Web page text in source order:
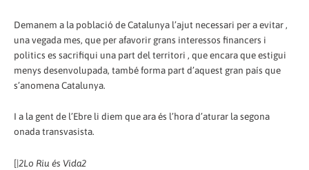
Demanem a la població de Catalunya l’ajut necessari per a evitar ,
una vegada mes, que per afavorir grans interessos financers i
politics es sacrifiqui una part del territori , que encara que estigui
menys desenvolupada, també forma part d’aquest gran país que
s’anomena Catalunya.
I a la gent de l’Ebre li diem que ara és l’hora d’aturar la segona
onada transvasista.
[|2Lo Riu és Vida2